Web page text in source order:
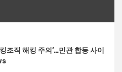
조직 해킹 주의’…민관 합동 사이